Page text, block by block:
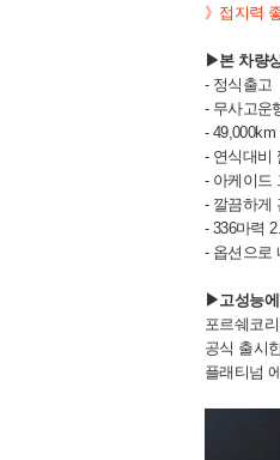
》접지력
▶본 차량
- 정식출고
- 무사고운
- 49,000km
- 연식대비
- 아케이드
- 깔끔하게
- 336마력
- 옵션으로
▶고성능
포르쉐코
공식 출시
플래티넘